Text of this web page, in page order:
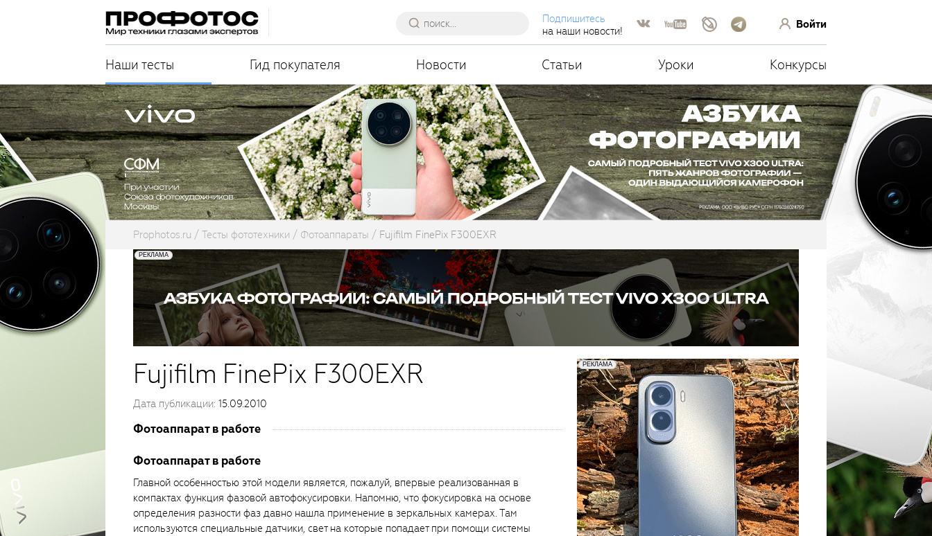
Подпишитесь
на наши новости!
Войти
Наши тесты Гид покупателя Новости Статьи Уроки Конкурсы
Prophotos.ru Тесты фототехники Фотоаппараты Fujifilm FinePix F300EXR
Fujifilm FinePix F300EXR
Дата публикации: 15.09.2010
Фотоаппарат в работе
Фотоаппарат в работе
Главной особенностью этой модели является, пожалуй, впервые реализованная в
компактах функция фазовой автофокусировки. Напомню, что фокусировка на основе
определения разности фаз давно нашла применение в зеркальных камерах. Там
используются специальные датчики, свет на которые попадает при помощи системы